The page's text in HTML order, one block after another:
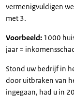
vermenigvuldigen
met 3.
Voorbeeld: 1000
jaar =
Stond uw bedrijf in
door uitbraken van
ingegaan, had u in